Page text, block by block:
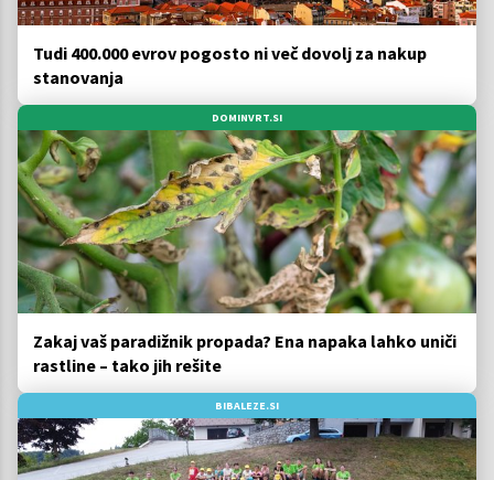
Tudi 400.000 evrov pogosto ni več dovolj za nakup
stanovanja
DOMINVRT.SI
Zakaj vaš paradižnik propada? Ena napaka lahko uniči
rastline – tako jih rešite
BIBALEZE.SI